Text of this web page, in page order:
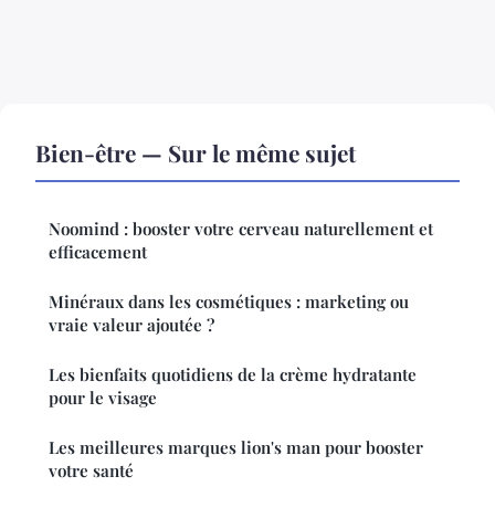
Bien-être — Sur le même sujet
Noomind : booster votre cerveau naturellement et
efficacement
Minéraux dans les cosmétiques : marketing ou
vraie valeur ajoutée ?
Les bienfaits quotidiens de la crème hydratante
pour le visage
Les meilleures marques lion's man pour booster
votre santé